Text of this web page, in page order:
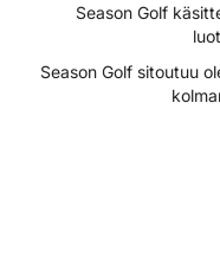
Season Golf
Season Golf sitoutuu